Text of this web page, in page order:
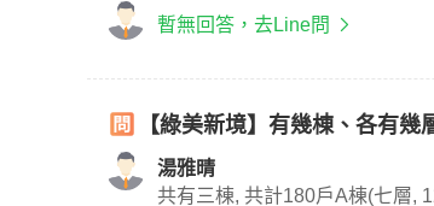
暫無回答，去Line問
【綠美新境】有幾棟、各有
湯雅晴